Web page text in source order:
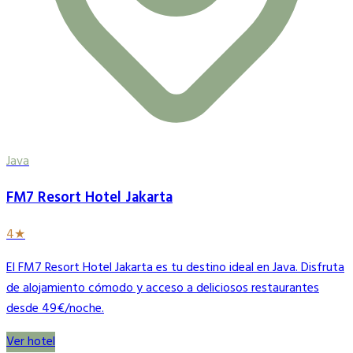
Java
FM7 Resort Hotel Jakarta
4★
El FM7 Resort Hotel Jakarta es tu destino ideal en Java. Disfruta
de alojamiento cómodo y acceso a deliciosos restaurantes
desde 49€/noche.
Ver hotel